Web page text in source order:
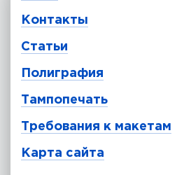
Контакты
Статьи
Полиграфия
Тампопечать
Требования к макетам
Карта сайта